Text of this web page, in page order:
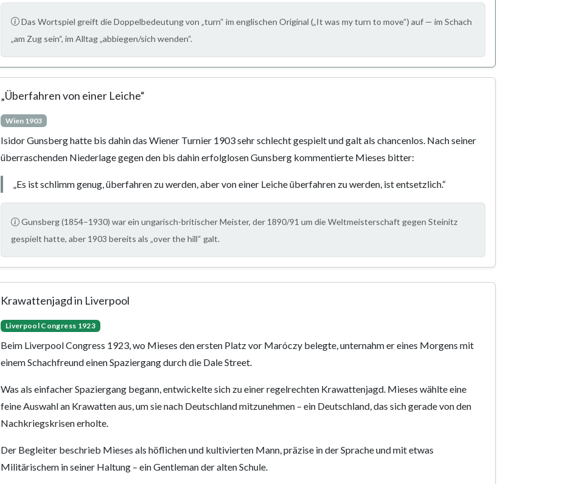
Das Wortspiel greift die Doppelbedeutung von „turn“ im englischen Original („It was my turn to move“) auf — im Schach
„am Zug sein“, im Alltag „abbiegen/sich wenden“.
„Überfahren von einer Leiche“
Wien 1903
Isidor Gunsberg hatte bis dahin das Wiener Turnier 1903 sehr schlecht gespielt und galt als chancenlos. Nach seiner
überraschenden Niederlage gegen den bis dahin erfolglosen Gunsberg kommentierte Mieses bitter:
„Es ist schlimm genug, überfahren zu werden, aber von einer Leiche überfahren zu werden, ist entsetzlich.“
Gunsberg (1854–1930) war ein ungarisch-britischer Meister, der 1890/91 um die Weltmeisterschaft gegen Steinitz
gespielt hatte, aber 1903 bereits als „over the hill“ galt.
Krawattenjagd in Liverpool
Liverpool Congress 1923
Beim Liverpool Congress 1923, wo Mieses den ersten Platz vor Maróczy belegte, unternahm er eines Morgens mit
einem Schachfreund einen Spaziergang durch die Dale Street.
Was als einfacher Spaziergang begann, entwickelte sich zu einer regelrechten Krawattenjagd. Mieses wählte eine
feine Auswahl an Krawatten aus, um sie nach Deutschland mitzunehmen – ein Deutschland, das sich gerade von den
Nachkriegskrisen erholte.
Der Begleiter beschrieb Mieses als höflichen und kultivierten Mann, präzise in der Sprache und mit etwas
Militärischem in seiner Haltung – ein Gentleman der alten Schule.